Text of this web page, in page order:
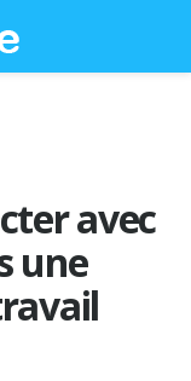
avec
une